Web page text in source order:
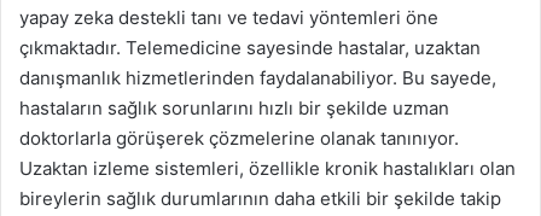
yapay zeka destekli tanı ve tedavi yöntemleri öne
çıkmaktadır. Telemedicine sayesinde hastalar, uzaktan
danışmanlık hizmetlerinden faydalanabiliyor. Bu sayede,
hastaların sağlık sorunlarını hızlı bir şekilde uzman
doktorlarla görüşerek çözmelerine olanak tanınıyor.
Uzaktan izleme sistemleri, özellikle kronik hastalıkları olan
bireylerin sağlık durumlarının daha etkili bir şekilde takip